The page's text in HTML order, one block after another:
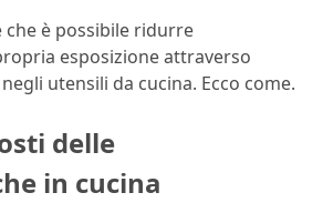
che è possibile ridurre
esposizione attraverso
utensili da cucina. Ecco come.
delle
in cucina